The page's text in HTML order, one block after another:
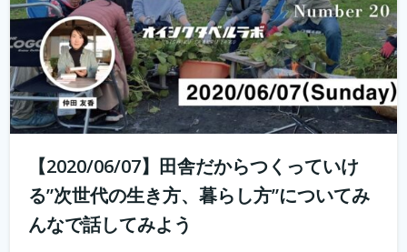
【2020/06/07】田舎だからつくっていけ
る”次世代の生き方、暮らし方”についてみ
んなで話してみよう
これからの生き方についてみんなで話し、考える場、生き
方トークLab. なんとなく決めた仕事や住む場所、それって
自分が今も本当に求めているものでしょうか。コロナ禍の
中で自分の生き方を考え直している人もいるかと思いま
す。 人は人と出会い、話し、... 続きを読む